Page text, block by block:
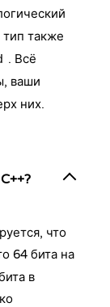
также
. Всё
ваши
них.
что
64 бита на
в